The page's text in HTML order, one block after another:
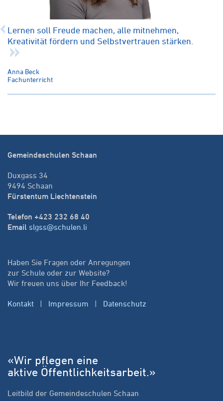
Lernen soll Freude machen, alle mitnehmen,
Kreativität fördern und Selbstvertrauen stärken.
Anna Beck
Fachunterricht
Gemeindeschulen Schaan
Duxgass 34
9494 Schaan
Fürstentum Liechtenstein
Telefon +423 232 68 40
Email slgss@schulen.li
Haben Sie Fragen oder Anregungen
zur Schule oder zur Website?
Wir freuen uns über Ihr Feedback!
Kontakt | Impressum | Datenschutz
«Wir pflegen eine
aktive Öffentlichkeitsarbeit.»
Leitbild der Gemeindeschulen Schaan